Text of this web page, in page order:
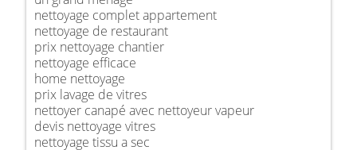
nettoyage complet appartement
nettoyage de restaurant
prix nettoyage chantier
nettoyage efficace
home nettoyage
prix lavage de vitres
nettoyer canapé avec nettoyeur vapeur
devis nettoyage vitres
nettoyage tissu a sec